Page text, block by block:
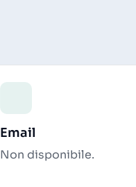
Email
Non disponibile.